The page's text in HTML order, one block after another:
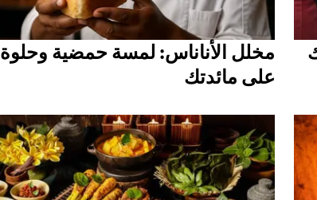
مخلل الأناناس: لمسة حمضية وحلوة
على مائدتك